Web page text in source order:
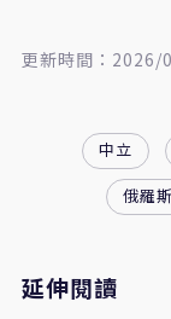
更新時間：2026/
中立
俄羅
延伸閱讀